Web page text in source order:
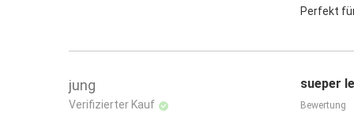
Perfekt
jung
Verifizierter Kauf
sueper
Bewertung